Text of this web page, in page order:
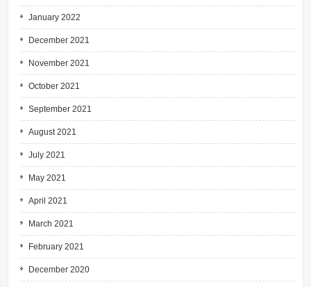
January 2022
December 2021
November 2021
October 2021
September 2021
August 2021
July 2021
May 2021
April 2021
March 2021
February 2021
December 2020